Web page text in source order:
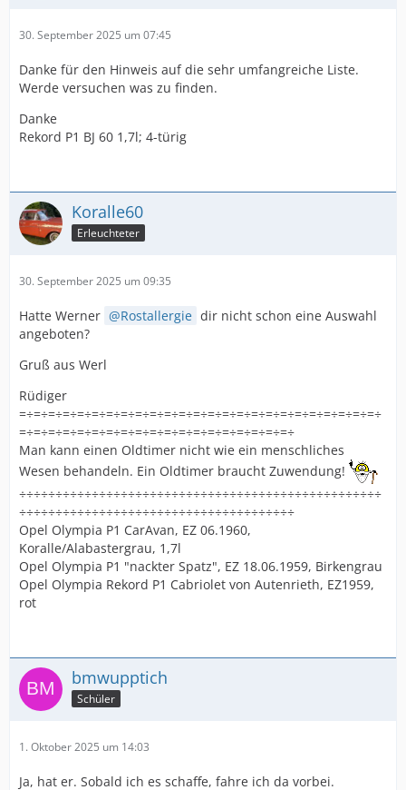
30. September 2025 um 07:45
Danke für den Hinweis auf die sehr umfangreiche Liste.
Werde versuchen was zu finden.
Danke
Rekord P1 BJ 60 1,7l; 4-türig
Koralle60
Erleuchteter
30. September 2025 um 09:35
Hatte Werner Rostallergie dir nicht schon eine Auswahl
angeboten?
Gruß aus Werl
Rüdiger
=÷=÷=÷=÷=÷=÷=÷=÷=÷=÷=÷=÷=÷=÷=÷=÷=÷=÷=÷=÷=÷=÷=÷=÷=÷
=÷=÷=÷=÷=÷=÷=÷=÷=÷=÷=÷=÷=÷=÷=÷=÷=÷=÷=÷
Man kann einen Oldtimer nicht wie ein menschliches
Wesen behandeln. Ein Oldtimer braucht Zuwendung!
÷÷÷÷÷÷÷÷÷÷÷÷÷÷÷÷÷÷÷÷÷÷÷÷÷÷÷÷÷÷÷÷÷÷÷÷÷÷÷÷÷÷÷÷÷÷÷÷÷÷
÷÷÷÷÷÷÷÷÷÷÷÷÷÷÷÷÷÷÷÷÷÷÷÷÷÷÷÷÷÷÷÷÷÷÷÷÷÷
Opel Olympia P1 CarAvan, EZ 06.1960,
Koralle/Alabastergrau, 1,7l
Opel Olympia P1 "nackter Spatz", EZ 18.06.1959, Birkengrau
Opel Olympia Rekord P1 Cabriolet von Autenrieth, EZ1959,
rot
bmwupptich
Schüler
1. Oktober 2025 um 14:03
Ja, hat er. Sobald ich es schaffe, fahre ich da vorbei.